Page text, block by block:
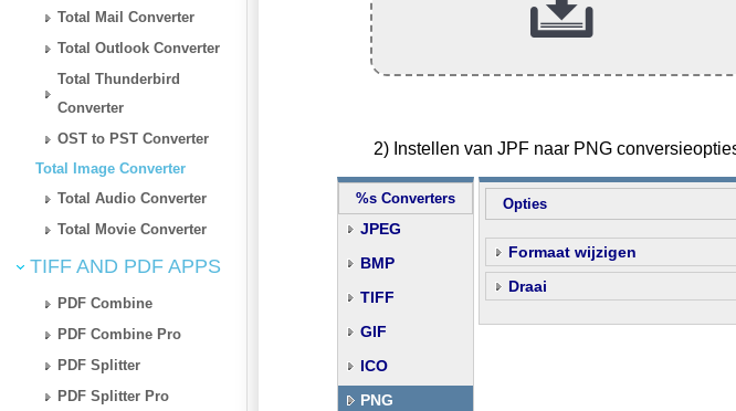
Total Mail Converter
Total Outlook Converter
Total Thunderbird
Converter
OST to PST Converter
Total Image Converter
Total Audio Converter
Total Movie Converter
TIFF AND PDF APPS
PDF Combine
PDF Combine Pro
PDF Splitter
PDF Splitter Pro
2) Instellen van JPF naar PNG
%s Converters
JPEG
BMP
TIFF
GIF
ICO
PNG
Opties
Formaat wijzigen
Draai